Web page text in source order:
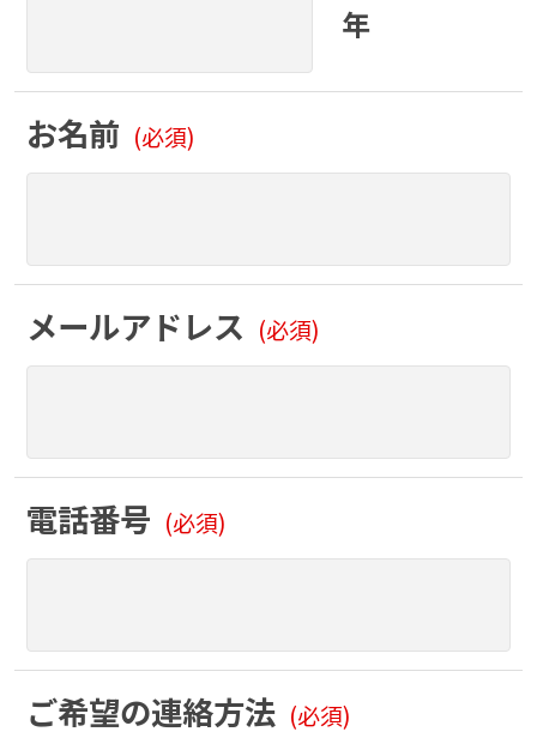
年
お名前 (必須)
メールアドレス (必須)
電話番号 (必須)
ご希望の連絡方法 (必須)